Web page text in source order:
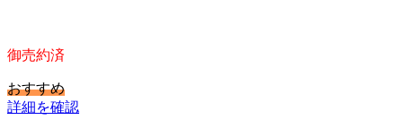
御売約済
おすすめ
詳細を確認